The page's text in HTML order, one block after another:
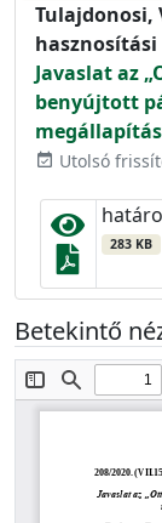
Tulajdonosi,
Javaslat az
benyújtott
event_available Utolsó
283 KB
Betekintő